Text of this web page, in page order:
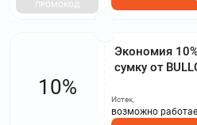
ПРОМОКОД
Экономия
сумку от
10%
Истек,
возможно